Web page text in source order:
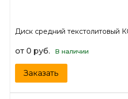
Диск средний текстолитовый
от 0 руб. В наличии
Заказать